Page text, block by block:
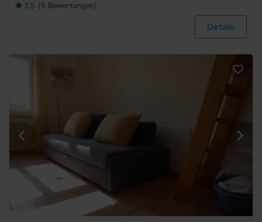
3,5 5 Bewertungen
Details